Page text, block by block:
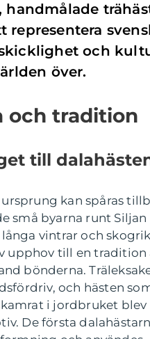
handmålade
representera
och
över.
och tradition
till
ursprung kan spåras
små byarna runt Siljan
långa vintrar och
upphov till en tradition
bönderna.
och hästen
i jordbruket blev
De första